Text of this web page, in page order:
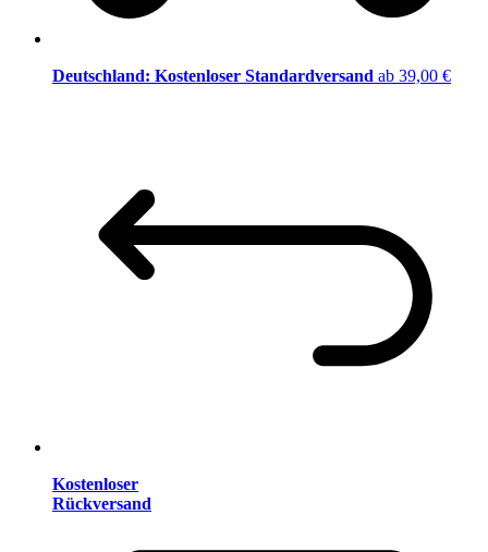
Deutschland: Kostenloser Standardversand ab 39,00 €
Kostenloser
Rückversand